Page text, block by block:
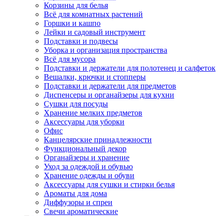
Корзины для белья
Всё для комнатных растений
Горшки и кашпо
Лейки и садовый инструмент
Подставки и подвесы
Уборка и организация пространства
Всё для мусора
Подставки и держатели для полотенец и салфеток
Вешалки, крючки и стопперы
Подставки и держатели для предметов
Диспенсеры и органайзеры для кухни
Сушки для посуды
Хранение мелких предметов
Аксессуары для уборки
Офис
Канцелярские принадлежности
Функциональный декор
Органайзеры и хранение
Уход за одеждой и обувью
Хранение одежды и обуви
Аксессуары для сушки и стирки белья
Ароматы для дома
Диффузоры и спреи
Свечи ароматические